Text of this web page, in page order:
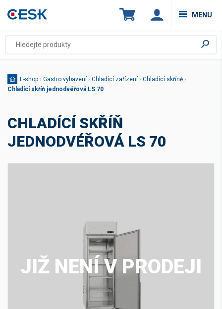
MENU
E-shop › Gastro vybavení › Chladící zařízení › Chladící skříně ›
Chladící skříň jednodvéřová LS 70
CHLADÍCÍ SKŘÍŇ
JEDNODVÉŘOVÁ LS 70
JIŽ NENÍ V PRODEJI